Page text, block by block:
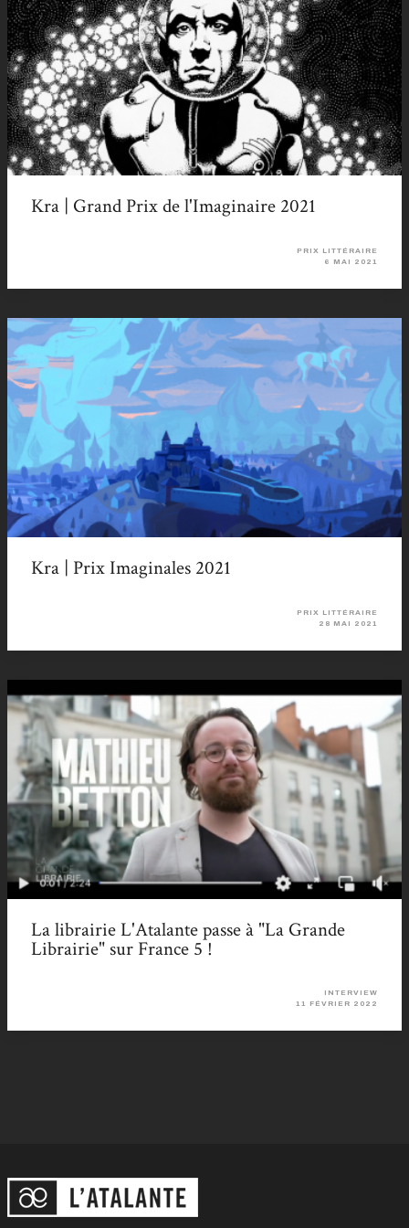
Kra | Grand Prix de l'Imaginaire 2021
PRIX LITTÉRAIRE
6 MAI 2021
Kra | Prix Imaginales 2021
PRIX LITTÉRAIRE
28 MAI 2021
La librairie L'Atalante passe à "La Grande
Librairie" sur France 5 !
INTERVIEW
11 FÉVRIER 2022